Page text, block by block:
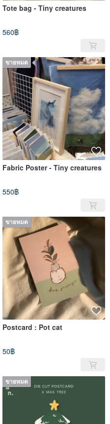
Tote bag - Tiny creatures
560฿
ขายหมด
Fabric Poster - Tiny creatures
550฿
ขายหมด
Postcard : Pot cat
50฿
ขายหมด